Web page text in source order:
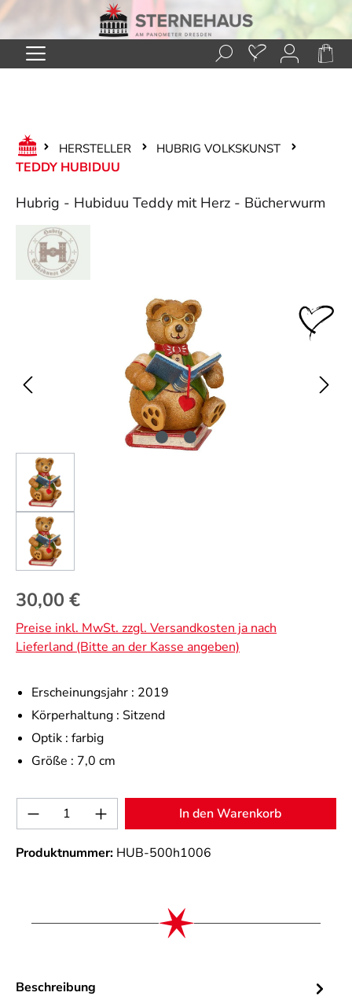
Zum Hauptinhalt springen
HERSTELLER HUBRIG VOLKSKUNST
TEDDY HUBIDUU
Hubrig - Hubiduu Teddy mit Herz - Bücherwurm
Bildergalerie überspringen
Regulärer Preis:
30,00 €
Preise inkl. MwSt. zzgl. Versandkosten ja nach
Lieferland (Bitte an der Kasse angeben)
Erscheinungsjahr : 2019
Körperhaltung : Sitzend
Optik : farbig
Größe : 7,0 cm
Produkt Anzahl: Gib den gewünschten
In den Warenkorb
Produktnummer: HUB-500h1006
Beschreibung